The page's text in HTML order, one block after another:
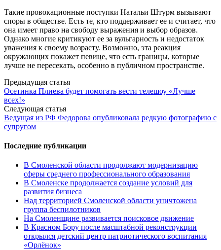
Такие провокационные поступки Натальи Штурм вызывают
споры в обществе. Есть те, кто поддерживает ее и считает, что
она имеет право на свободу выражения и выбор образов.
Однако многие критикуют ее за вульгарность и недостаток
уважения к своему возрасту. Возможно, эта реакция
окружающих покажет певице, что есть границы, которые
лучше не пересекать, особенно в публичном пространстве.
Post
navigation
Предыдущая статья
Осетинка Плиева будет помогать вести телешоу «Лучше
всех!»
Следующая статья
Ведущая из РФ Федорова опубликовала редкую фотографию с
супругом
Последние публикации
В Смоленской области продолжают модернизацию
сферы среднего профессионального образования
В Смоленске продолжается создание условий для
развития бизнеса
Над территорией Смоленской области уничтожена
группа беспилотников
На Смоленщине развивается поисковое движение
В Красном Бору после масштабной реконструкции
открылся детский центр патриотического воспитания
«Орлёнок»